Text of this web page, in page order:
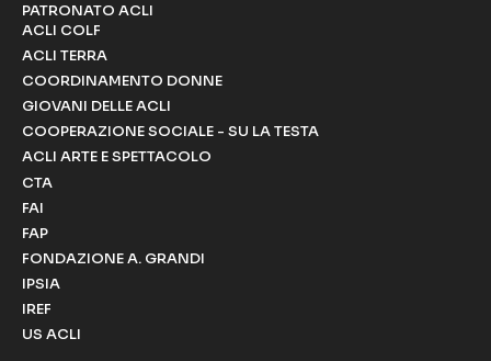
PATRONATO ACLI
ACLI COLF
ACLI TERRA
COORDINAMENTO DONNE
GIOVANI DELLE ACLI
COOPERAZIONE SOCIALE - SU LA TESTA
ACLI ARTE E SPETTACOLO
CTA
FAI
FAP
FONDAZIONE A. GRANDI
IPSIA
IREF
US ACLI